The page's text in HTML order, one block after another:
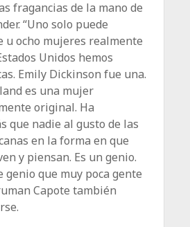
fragancias de la mano de
“Uno solo puede
u ocho mujeres realmente
Unidos hemos
Emily Dickinson fue una.
es una mujer
original. Ha
que nadie al gusto de las
en la forma en que
y piensan. Es un genio.
genio que muy poca gente
Capote también